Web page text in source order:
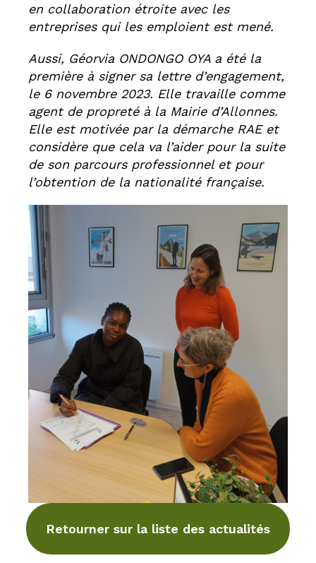
en collaboration étroite avec les
entreprises qui les emploient est mené.
Aussi, Géorvia ONDONGO OYA a été la
première à signer sa lettre d’engagement,
le 6 novembre 2023. Elle travaille comme
agent de propreté à la Mairie d’Allonnes.
Elle est motivée par la démarche RAE et
considère que cela va l’aider pour la suite
de son parcours professionnel et pour
l’obtention de la nationalité française.
Retourner sur la liste des actualités